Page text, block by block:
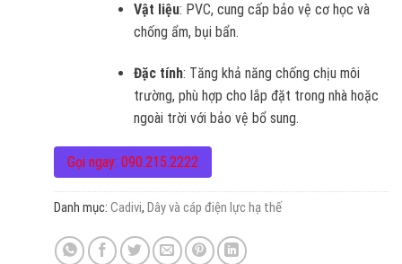
Vật liệu: PVC, cung cấp bảo vệ cơ học và
chống ẩm, bụi bẩn.
Đặc tính: Tăng khả năng chống chịu môi
trường, phù hợp cho lắp đặt trong nhà hoặc
ngoài trời với bảo vệ bổ sung.
Gọi ngay: 090.215.2222
Danh mục: Cadivi, Dây và cáp điện lực hạ thế